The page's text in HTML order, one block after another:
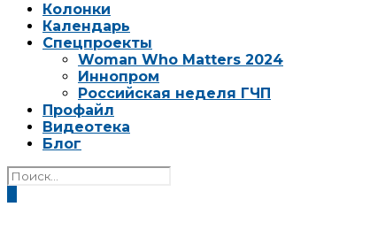
Колонки
Календарь
Спецпроекты
Woman Who Matters 2024
Иннопром
Российская неделя ГЧП
Профайл
Видеотека
Блог